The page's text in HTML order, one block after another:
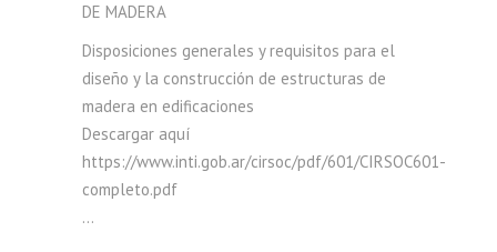
DE MADERA
Disposiciones generales y requisitos para el
diseño y la construcción de estructuras de
madera en edificaciones
Descargar aquí
https://www.inti.gob.ar/cirsoc/pdf/601/CIRSOC601-
completo.pdf
...